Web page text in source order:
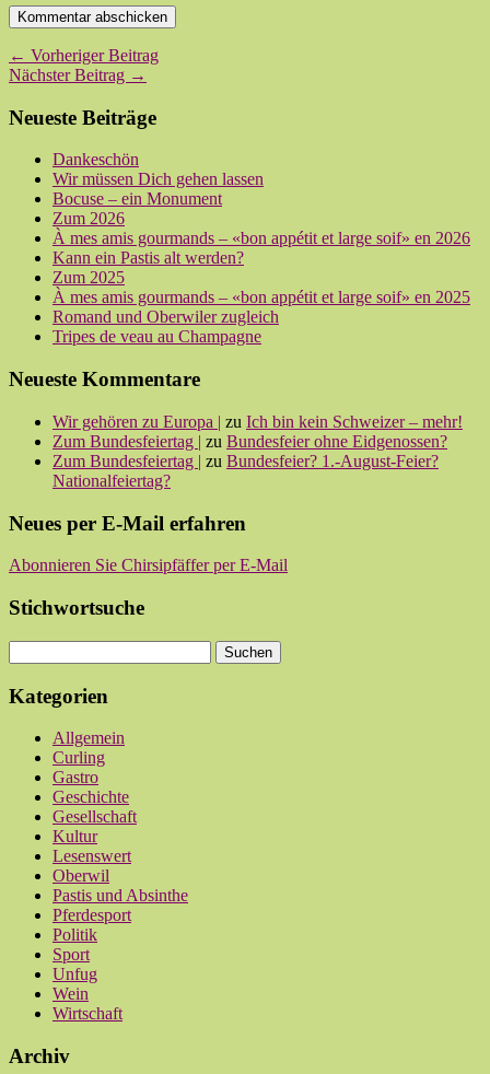
← Vorheriger Beitrag
Nächster Beitrag →
Neueste Beiträge
Dankeschön
Wir müssen Dich gehen lassen
Bocuse – ein Monument
Zum 2026
À mes amis gourmands – «bon appétit et large soif» en 2026
Kann ein Pastis alt werden?
Zum 2025
À mes amis gourmands – «bon appétit et large soif» en 2025
Romand und Oberwiler zugleich
Tripes de veau au Champagne
Neueste Kommentare
Wir gehören zu Europa | zu Ich bin kein Schweizer – mehr!
Zum Bundesfeiertag | zu Bundesfeier ohne Eidgenossen?
Zum Bundesfeiertag | zu Bundesfeier? 1.-August-Feier?
Nationalfeiertag?
Neues per E-Mail erfahren
Abonnieren Sie Chirsipfäffer per E-Mail
Stichwortsuche
Kategorien
Allgemein
Curling
Gastro
Geschichte
Gesellschaft
Kultur
Lesenswert
Oberwil
Pastis und Absinthe
Pferdesport
Politik
Sport
Unfug
Wein
Wirtschaft
Archiv